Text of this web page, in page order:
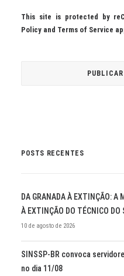
This site is protected by
Policy and Terms of Service
POSTS RECENTES
DA GRANADA À EXTINÇÃO: A
À EXTINÇÃO DO TÉCNICO DO
10 de agosto de 2026
SINSSP-BR convoca
no dia 11/08